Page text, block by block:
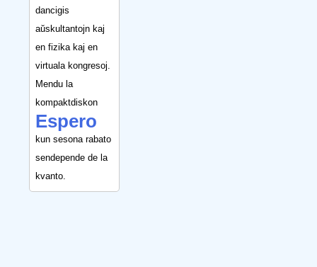
dancigis
aŭskultantojn kaj
en fizika kaj en
virtuala kongresoj.
Mendu la
kompaktdiskon
Espero
kun sesona rabato
sendepende de la
kvanto.